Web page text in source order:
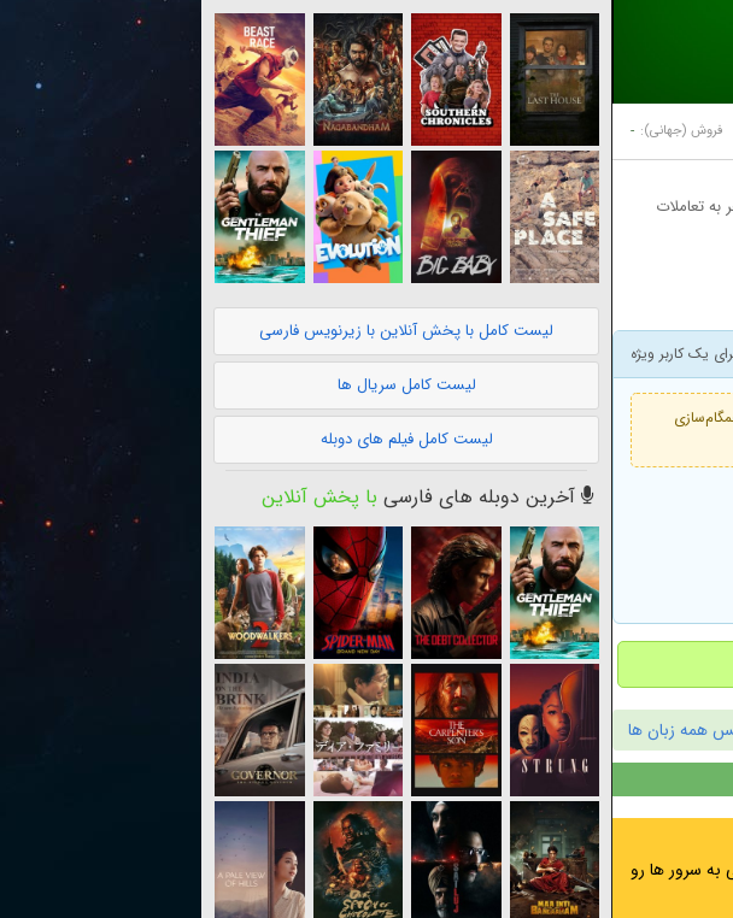
فروش (جهانی): -
به تعاملات
درخواست همگام‌سازی
همه زبان ها
جنگی دسترسی به سرور ها رو
لیست کامل با پخش آنلاین با زیرنویس فارسی
لیست کامل سریال ها
لیست کامل فیلم های دوبله
آخرین دوبله های فارسی با پخش آنلاین